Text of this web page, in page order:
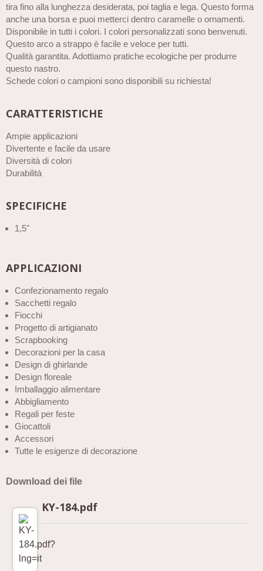
tira fino alla lunghezza desiderata, poi taglia e lega. Questo forma
anche una borsa e puoi metterci dentro caramelle o ornamenti.
Disponibile in tutti i colori. I colori personalizzati sono benvenuti.
Questo arco a strappo è facile e veloce per tutti.
Qualità garantita. Adottiamo pratiche ecologiche per produrre
questo nastro.
Schede colori o campioni sono disponibili su richiesta!
CARATTERISTICHE
Ampie applicazioni
Divertente e facile da usare
Diversità di colori
Durabilità
SPECIFICHE
1,5"
APPLICAZIONI
Confezionamento regalo
Sacchetti regalo
Fiocchi
Progetto di artigianato
Scrapbooking
Decorazioni per la casa
Design di ghirlande
Design floreale
Imballaggio alimentare
Abbigliamento
Regali per feste
Giocattoli
Accessori
Tutte le esigenze di decorazione
Download dei file
KY-184.pdf